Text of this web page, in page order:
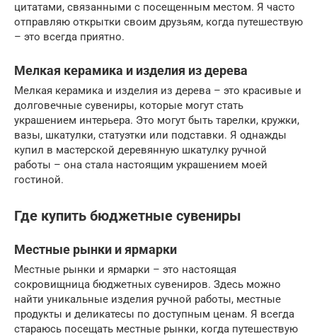
цитатами, связанными с посещенным местом. Я часто
отправляю открытки своим друзьям, когда путешествую
– это всегда приятно.
Мелкая керамика и изделия из дерева
Мелкая керамика и изделия из дерева – это красивые и
долговечные сувениры, которые могут стать
украшением интерьера. Это могут быть тарелки, кружки,
вазы, шкатулки, статуэтки или подставки. Я однажды
купил в мастерской деревянную шкатулку ручной
работы – она стала настоящим украшением моей
гостиной.
Где купить бюджетные сувениры
Местные рынки и ярмарки
Местные рынки и ярмарки – это настоящая
сокровищница бюджетных сувениров. Здесь можно
найти уникальные изделия ручной работы, местные
продукты и деликатесы по доступным ценам. Я всегда
стараюсь посещать местные рынки, когда путешествую